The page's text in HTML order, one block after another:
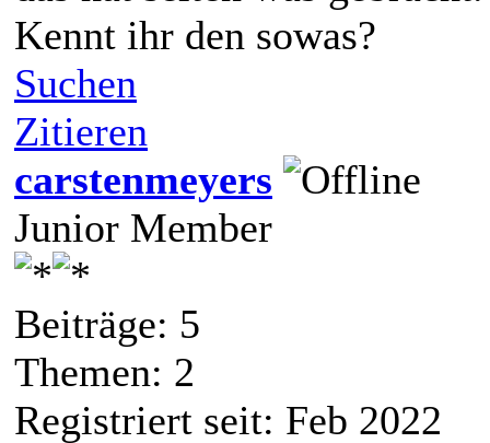
Kennt ihr den sowas?
Suchen
Zitieren
carstenmeyers
Junior Member
Beiträge: 5
Themen: 2
Registriert seit: Feb 2022